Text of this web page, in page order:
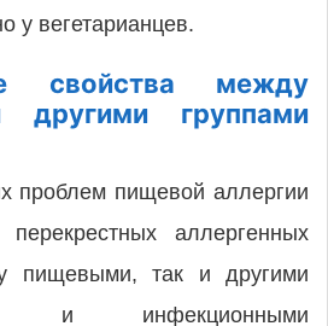
у вегетарианцев.
свойства между
группами
проблем пищевой аллергии
аллергенных
пищевыми, так и другими
и инфекционными